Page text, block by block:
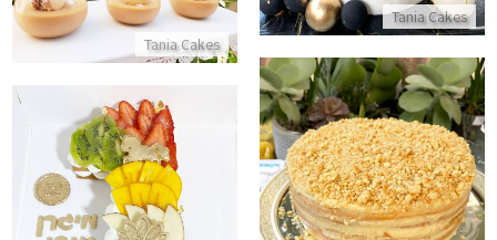
Tania Cakes
Tania Cakes
התקשר/י
עוגת נפוליאון
התקשר/י
עוגת מספרים 1